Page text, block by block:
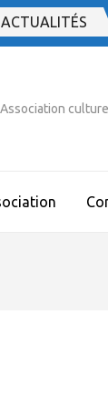
ACTUALITÉS
Association